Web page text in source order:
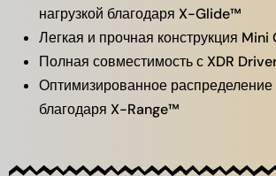
нагрузкой благодаря X-Glide™
Легкая и прочная конструкция
Полная совместимость с XDR
Оптимизированное распределение
благодаря X-Range™